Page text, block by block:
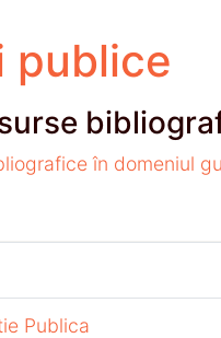
publice
în domeniul
Publica